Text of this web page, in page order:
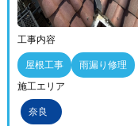
工事内容
屋根工事
雨漏り修理
施工エリア
奈良